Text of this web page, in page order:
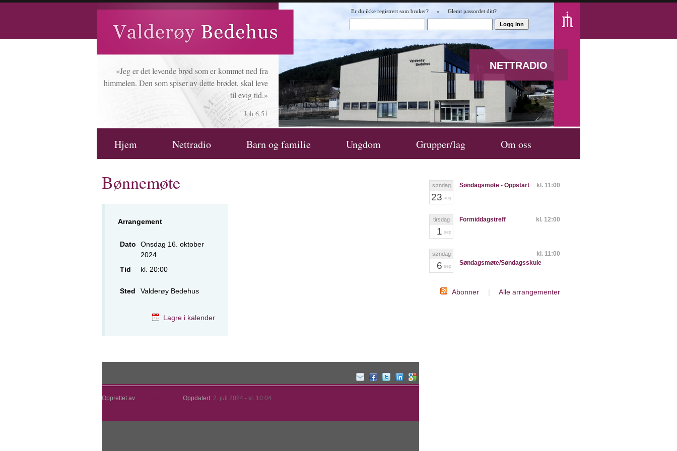
Er du ikke registrert som bruker? Glemt passordet ditt?
«Jeg er det levende brød som er kommet ned fra
himmelen. Den som spiser av dette brødet, skal leve
til evig tid.»
Joh 6,51
NETTRADIO
Hjem Nettradio Barn og familie Ungdom Grupper/lag Om oss
Bønnemøte
Arrangement
Dato
Onsdag 16. oktober
2024
Tid
kl. 20:00
Sted Valderøy Bedehus
Lagre i kalender
Opprettet av Oppdatert 2. juli 2024 - kl. 10:04
søndag
23 aug
kl. 11:00
Søndagsmøte - Oppstart
tirsdag
1 sep
kl. 12:00
Formiddagstreff
søndag
6 sep
kl. 11:00
Søndagsmøte/Søndagsskule
Abonner | Alle arrangementer